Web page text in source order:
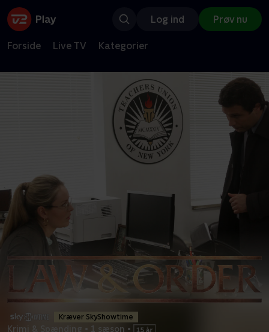
Log ind Prøv nu
Forside Live TV Kategorier
Kræver SkyShowtime
Krimi & Spænding • 1 sæson •